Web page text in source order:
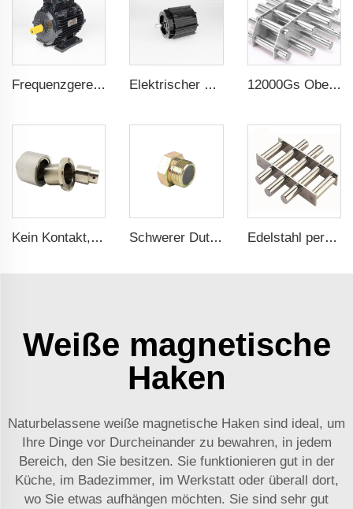
Frequenzgeregelter PMSM 5,5kW-132kW Elektrischer Motor für Vakuumpumpe 0,55kW-2,2kW 12000Gs Oberflächenfeld polierter Edelstahl Magnetfilter
Kein Kontakt, kein Leck - Magnetkupplung für ISO- und Polyol-Motorpumpe der Hochdruck-Foamaschine Schwerer Duty Magnetischer Ölpfannenablassstopfen Edelstahl permanenter seltener Erdneodym-Magnetfilter magnetische Gitter für Wasserreiniger
Weiße magnetische
Haken
Naturbelassene weiße magnetische Haken sind ideal, um
Ihre Dinge vor Durcheinander zu bewahren, in jedem
Bereich, den Sie besitzen. Sie funktionieren gut in der
Küche, im Badezimmer, im Werkstatt oder überall dort,
wo Sie etwas aufhängen möchten. Sie sind sehr gut